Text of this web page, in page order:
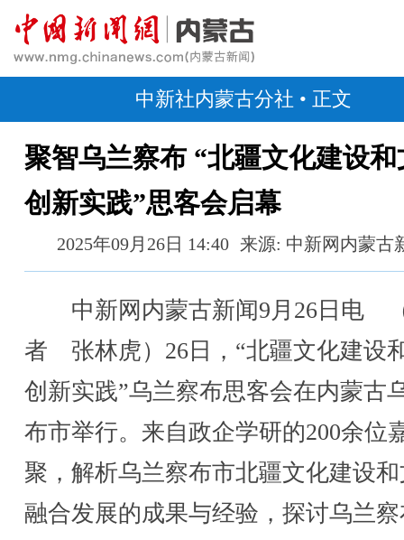
中新社内蒙古分社 • 正文
聚智乌兰察布 “北疆文化建设和
创新实践”思客会启幕
2025年09月26日 14:40 来源: 中新网内蒙古
中新网内蒙古新闻9月26日电
者 张林虎）26日，“北疆文化建设
创新实践”乌兰察布思客会在内蒙古
布市举行。来自政企学研的200余位
聚，解析乌兰察布市北疆文化建设
融合发展的成果与经验，探讨乌兰